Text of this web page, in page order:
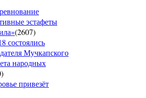
эстафеты
(2607)
состоялись
Мучкапского
народных
)
привезёт